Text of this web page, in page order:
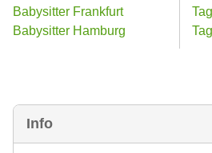
Info
Babysitter Frankfurt
Babysitter Hamburg